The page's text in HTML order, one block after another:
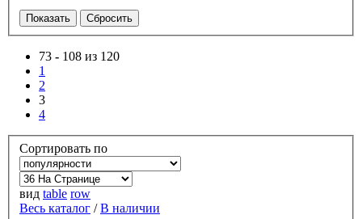
73 - 108 из 120
1
2
3
4
Сортировать по
вид table row
Весь каталог /В наличии